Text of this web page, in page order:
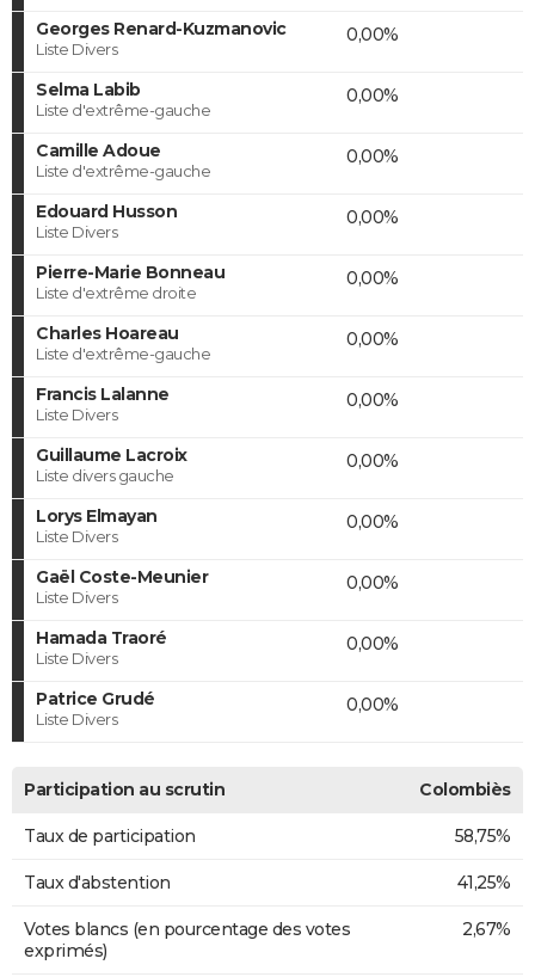
Georges Renard-Kuzmanovic
Liste Divers
0,00%
Selma Labib
Liste d'extrême-gauche
0,00%
Camille Adoue
Liste d'extrême-gauche
0,00%
Edouard Husson
Liste Divers
0,00%
Pierre-Marie Bonneau
Liste d'extrême droite
0,00%
Charles Hoareau
Liste d'extrême-gauche
0,00%
Francis Lalanne
Liste Divers
0,00%
Guillaume Lacroix
Liste divers gauche
0,00%
Lorys Elmayan
Liste Divers
0,00%
Gaël Coste-Meunier
Liste Divers
0,00%
Hamada Traoré
Liste Divers
0,00%
Patrice Grudé
Liste Divers
0,00%
Participation au scrutin Colombiès
Taux de participation 58,75%
Taux d'abstention 41,25%
Votes blancs (en pourcentage des votes
exprimés)
2,67%